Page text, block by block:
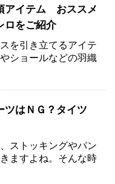
アイテム おススメ
ロをご紹介
を引き立てるアイテ
ショールなどの羽織
ツはＮＧ？タイツ
ストッキングやパン
ますよね。そんな時